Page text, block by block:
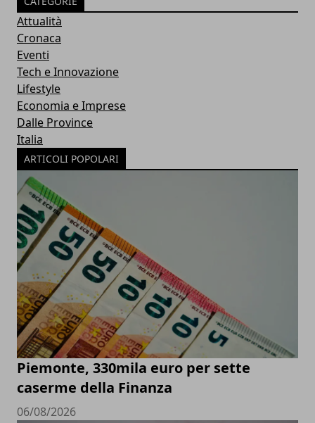
Attualità
Cronaca
Eventi
Tech e Innovazione
Lifestyle
Economia e Imprese
Dalle Province
Italia
ARTICOLI POPOLARI
Piemonte, 330mila euro per sette
caserme della Finanza
06/08/2026